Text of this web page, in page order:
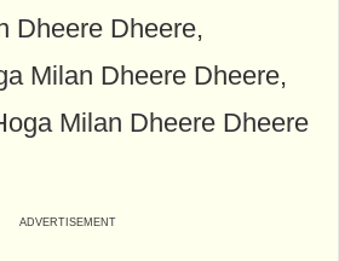
Dheere Dheere,
Milan Dheere Dheere,
Milan Dheere Dheere